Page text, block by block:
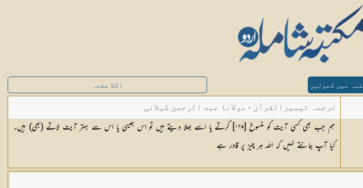
میں کھولیں اگلا صفحہ
ترجمہ تیسیرالقرآن - مولانا عبد الرحمن کیلانی
ہم جب بھی کسی آیت کو منسوخ [١٢٥] کرتے یا اسے بھلا دیتے ہیں تو اس جیسی یا اس سے بہتر آیت لاتے (بھی) ہیں۔
کیا آپ جانتے نہیں کہ اللہ ہر چیز پر قادر ہے